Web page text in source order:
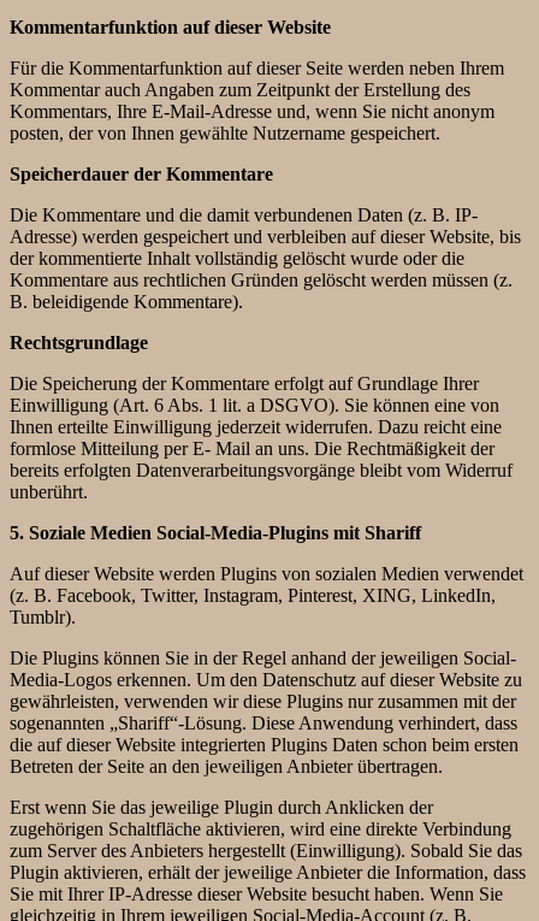
Kommentarfunktion auf dieser Website
Für die Kommentarfunktion auf dieser Seite werden neben Ihrem
Kommentar auch Angaben zum Zeitpunkt der Erstellung des
Kommentars, Ihre E-Mail-Adresse und, wenn Sie nicht anonym
posten, der von Ihnen gewählte Nutzername gespeichert.
Speicherdauer der Kommentare
Die Kommentare und die damit verbundenen Daten (z. B. IP-
Adresse) werden gespeichert und verbleiben auf dieser Website, bis
der kommentierte Inhalt vollständig gelöscht wurde oder die
Kommentare aus rechtlichen Gründen gelöscht werden müssen (z.
B. beleidigende Kommentare).
Rechtsgrundlage
Die Speicherung der Kommentare erfolgt auf Grundlage Ihrer
Einwilligung (Art. 6 Abs. 1 lit. a DSGVO). Sie können eine von
Ihnen erteilte Einwilligung jederzeit widerrufen. Dazu reicht eine
formlose Mitteilung per E- Mail an uns. Die Rechtmäßigkeit der
bereits erfolgten Datenverarbeitungsvorgänge bleibt vom Widerruf
unberührt.
5. Soziale Medien Social-Media-Plugins mit Shariff
Auf dieser Website werden Plugins von sozialen Medien verwendet
(z. B. Facebook, Twitter, Instagram, Pinterest, XING, LinkedIn,
Tumblr).
Die Plugins können Sie in der Regel anhand der jeweiligen Social-
Media-Logos erkennen. Um den Datenschutz auf dieser Website zu
gewährleisten, verwenden wir diese Plugins nur zusammen mit der
sogenannten „Shariff“-Lösung. Diese Anwendung verhindert, dass
die auf dieser Website integrierten Plugins Daten schon beim ersten
Betreten der Seite an den jeweiligen Anbieter übertragen.
Erst wenn Sie das jeweilige Plugin durch Anklicken der
zugehörigen Schaltfläche aktivieren, wird eine direkte Verbindung
zum Server des Anbieters hergestellt (Einwilligung). Sobald Sie das
Plugin aktivieren, erhält der jeweilige Anbieter die Information, dass
Sie mit Ihrer IP-Adresse dieser Website besucht haben. Wenn Sie
gleichzeitig in Ihrem jeweiligen Social-Media-Account (z. B.